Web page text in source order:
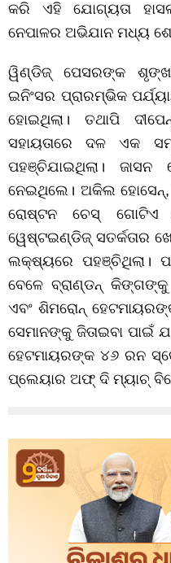
କରି
ଏହି ଯୋଗ୍ୟତା
ନେପାଳର ଅଭିଯାନ ମଧ୍ୟ
ୱିଣ୍ଡିଜ୍ ପେସରଙ୍କ
ଇନିଂସର ପ୍ରାରମ୍ଭିକ
ହୋଇଥିଲା। ତଥାପି
ସହାୟତାରେ ଦଳ ଏକ
ପହଞ୍ଚିଯାଇଥିଲା।
ନେଇଥିଲେ। ଅକିଲ
ରୋଷ୍ଟନ ଚେସ୍‌
ୱେଷ୍ଟଇଣ୍ଡିଜ୍ ସତର୍କତାର
ଲକ୍ଷ୍ୟରେ ପହଞ୍ଚିଥିଲା।
ବେଳେ ବ୍ରାଣ୍ଡନ୍ କିଙ୍ଗଙ୍କୁ
ଏବଂ ଶିମରୋନ୍
ସେମାନଙ୍କୁ ଜିତାଇବା ପାଇଁ
ହେଟମାୟରଙ୍କ ୪୬ ରନ
ପ୍ଲେୟାର ଅଫ୍‌ ଦି ମ୍ୟାଚ୍‌